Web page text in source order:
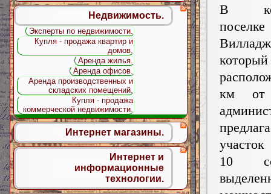
В
который
км от
10
Недвижимость.
Эксперты по недвижимости.
Купля - продажа квартир и
домов.
Аренда жилья.
Аренда офисов.
Аренда производственных и
складских помещений.
Купля - продажа
коммерческой недвижимости.
Интернет магазины.
Интернет и
информационные
технологии.